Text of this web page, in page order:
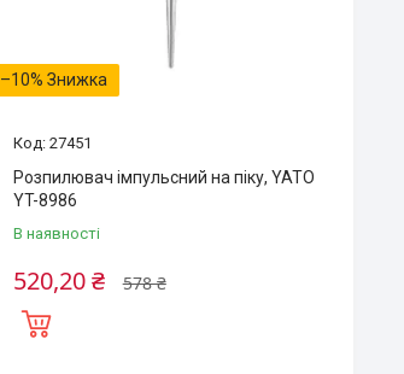
–10%
27451
Розпилювач імпульсний на піку, YATO
YT-8986
В наявності
578 ₴
520,20 ₴